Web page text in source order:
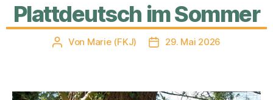
Plattdeutsch im Sommer
Beitragsautor
Von Marie (FKJ) Veröffentlichungsdatum
29. Mai 2026